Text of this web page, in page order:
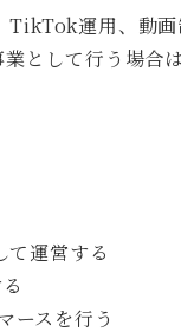
運用、動画
として行う場合
て運営する
ースを行う